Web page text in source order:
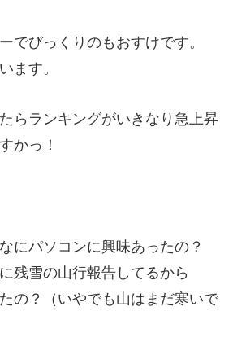
でびっくりのもおすけです。
ます。
らランキングがいきなり急上昇
かっ！
にパソコンに興味あったの？
残雪の山行報告してるから
の？（いやでも山はまだ寒いで